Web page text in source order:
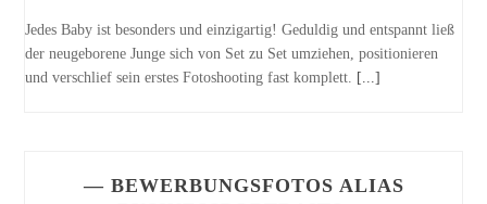
Jedes Baby ist besonders und einzigartig! Geduldig und entspannt ließ
der neugeborene Junge sich von Set zu Set umziehen, positionieren
und verschlief sein erstes Fotoshooting fast komplett. [...]
— BEWERBUNGSFOTOS ALIAS